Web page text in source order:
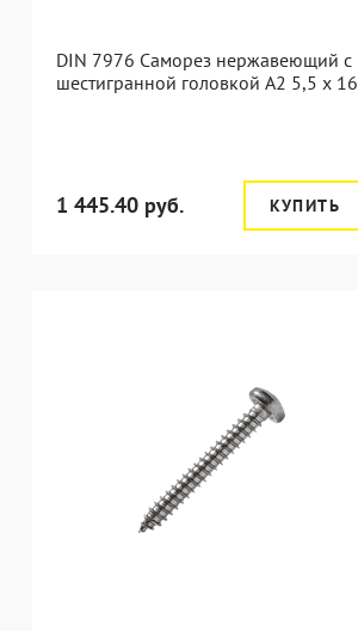
DIN 7976 Саморез нержавеющий с
шестигранной головкой А2 5,5 x 16
1 445.40 руб. КУПИТЬ